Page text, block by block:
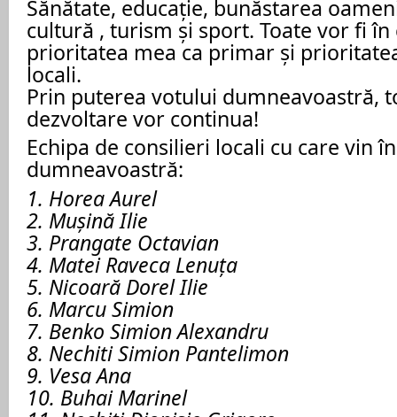
Sănătate, educație, bunăstarea
cultură , turism și sport. Toate vor fi
prioritatea mea ca primar și
locali.
Prin puterea votului dumneavoastră,
dezvoltare vor continua!
Echipa de consilieri locali cu care vin
dumneavoastră:
1. Horea Aurel
2. Mușină Ilie
3. Prangate Octavian
4. Matei Raveca Lenuța
5. Nicoară Dorel Ilie
6. Marcu Simion
7. Benko Simion Alexandru
8. Nechiti Simion Pantelimon
9. Vesa Ana
10. Buhai Marinel